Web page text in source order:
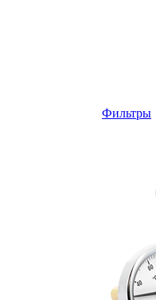
Фильтры